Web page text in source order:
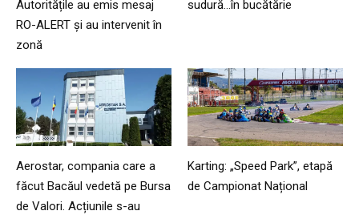
Autoritățile au emis mesaj
RO-ALERT și au intervenit în
zonă
sudură…în bucătărie
Aerostar, compania care a
făcut Bacăul vedetă pe Bursa
de Valori. Acțiunile s-au
Karting: „Speed Park”, etapă
de Campionat Național